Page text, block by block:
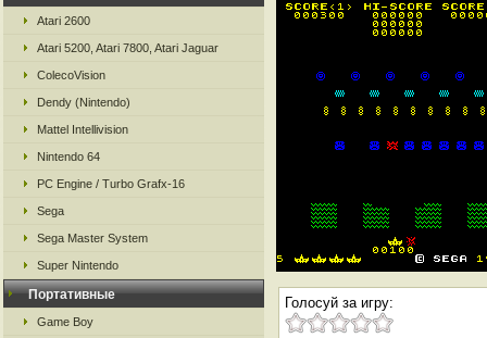
Atari 2600
Atari 5200, Atari 7800, Atari Jaguar
ColecoVision
Dendy (Nintendo)
Mattel Intellivision
Nintendo 64
PC Engine / Turbo Grafx-16
Sega
Sega Master System
Super Nintendo
Портативные
Game Boy
Голосуй за игру: